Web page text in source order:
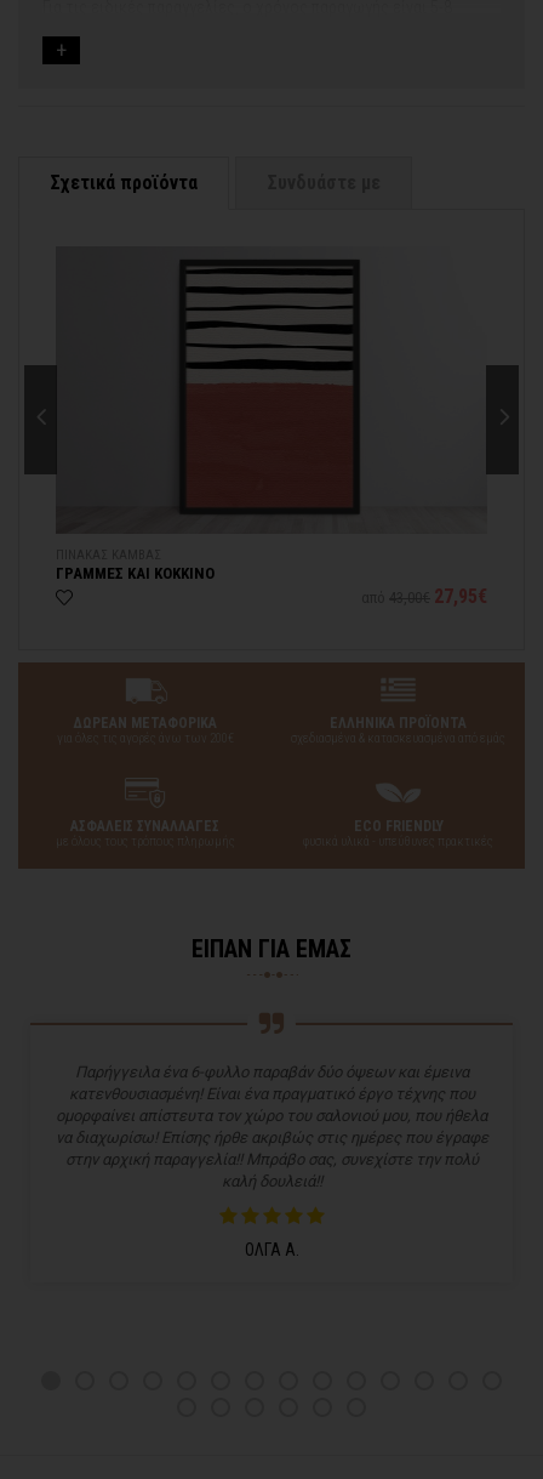
Εφόσον επιλέξετε να προσθέσετε και διακοσμητική κορνίζα
λίγος περισσότερος χρόνος για να παραδοθεί.
Μπορείτε πάντα να επικοινωνείτε μαζί μας για περισσότερες
info@thinkart.gr
Σχετικά προϊόντα
ΓΡΑΜΜΕΣ ΚΑΙ ΚΟΚΚΙΝΟ
27,95€
ΔΩΡΕΑΝ ΜΕΤΑΦΟΡΙΚΑ
για όλες τις αγορές άνω των 200€
ΕΛΛΗΝΙΚΑ ΠΡΟΪΟΝΤΑ
σχεδιασμένα & κατασκευασμένα από εμάς
ΑΣΦΑΛΕΙΣ ΣΥΝΑΛΛΑΓΕΣ
με όλους τους τρόπους πληρωμής
ECO FRIENDLY
φυσικά υλικά - υπεύθυνες πρακτικές
ΕΙΠΑΝ ΓΙΑ ΕΜΑΣ
Παρήγγειλα ένα 6-φυλλο παραβάν δύο όψεων και έμεινα
κατενθουσιασμένη! Είναι ένα πραγματικό έργο τέχνης που
ομορφαίνει απίστευτα τον χώρο του σαλονιού μου, που ήθελα
να διαχωρίσω! Επίσης ήρθε ακριβώς στις ημέρες που έγραφε
στην αρχική παραγγελία!! Μπράβο σας, συνεχίστε την πολύ
καλή δουλειά!!
ΟΛΓΑ Α.